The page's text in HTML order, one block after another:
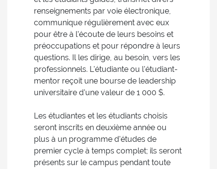
renseignements par voie électronique,
communique régulièrement avec eux
pour être à l’écoute de leurs besoins et
préoccupations et pour répondre à leurs
questions. Il les dirige, au besoin, vers les
professionnels. L'étudiante ou l'étudiant-
mentor reçoit une bourse de leadership
universitaire d'une valeur de 1 000 $.
Les étudiantes et les étudiants choisis
seront inscrits en deuxième année ou
plus à un programme d'études de
premier cycle à temps complet; ils seront
présents sur le campus pendant toute